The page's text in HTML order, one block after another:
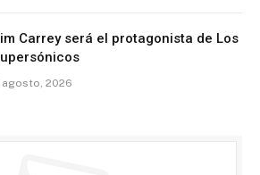
Carrey será el protagonista de Los
agosto, 2026